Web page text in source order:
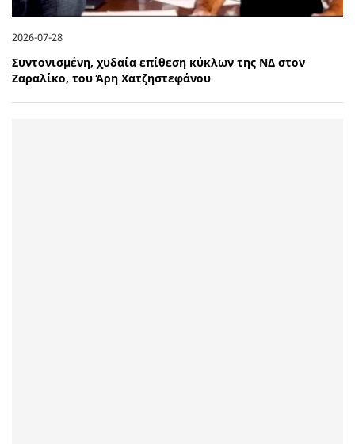
2026-07-28
Συντονισμένη, χυδαία επίθεση κύκλων της ΝΔ στον
Ζαραλίκο, του Άρη Χατζηστεφάνου